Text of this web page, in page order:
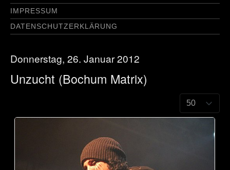
IMPRESSUM
DATENSCHUTZERKLÄRUNG
Donnerstag, 26. Januar 2012
Unzucht (Bochum Matrix)